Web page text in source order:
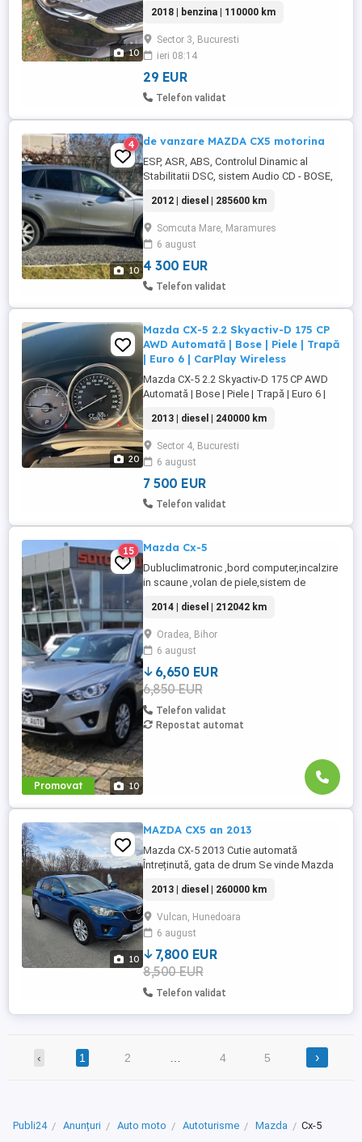
10
Motorul funtioneaza, incalzire oglinzi,
volan, scaune fata, senzori de parcare etc.
Ofer si cer seriozitate.
2018 | benzina | 110000 km
Sector 3, Bucuresti
ieri 08:14
29 EUR
Telefon validat
10
4 de vanzare MAZDA CX5 motorina
ESP, ASR, ABS, Controlul Dinamic al
Stabilitatii DSC, sistem Audio CD - BOSE,
Interior din piele, oglinzi retrovizoare
ajustabile electric, proiectoare ceata,
stergatoare parbriz automate cu sensor
de ploaie, airbag-uri frontale si laterale,
computer de bord, ...
2012 | diesel | 285600 km
Somcuta Mare, Maramures
6 august
4 300 EUR
Telefon validat
20
Mazda CX-5 2.2 Skyactiv-D 175 CP
AWD Automată | Bose | Piele | Trapă
| Euro 6 | CarPlay Wireless
Mazda CX-5 2.2 Skyactiv-D 175 CP AWD
Automată | Bose | Piele | Trapă | Euro 6 |
fabricație 2013, echipare bogată, motor
2.2 Skyactiv-D de 175 CP, cutie automată
și tracțiune integrală (AWD). Mașina este
în stare foarte bună de funcționare, fiind
întreținută corespunzător ...
2013 | diesel | 240000 km
Sector 4, Bucuresti
6 august
7 500 EUR
Telefon validat
Promovat 10
15 Mazda Cx-5
Dubluclimatronic ,bord computer,incalzire
in scaune ,volan de piele,sistem de
automat,servo,proiectoare de
ceata,comenzi volan,senzori parcare fata
și spate,geamuri electrice,senzori lumina
și ploaie,cotiera fata spate,jante de
aluminiu,8 x airbag ,oglinzi electrice ...
2014 | diesel | 212042 km
Oradea, Bihor
6 august
6,650 EUR
6,850 EUR
Telefon validat
Repostat automat
10
MAZDA CX5 an 2013
Mazda CX-5 2013 Cutie automată
Întreținută, gata de drum Se vinde Mazda
funcționare, ideală pentru familie sau
drumuri lungi. Motorizare & transmisie:
Cutie automată 260.000 km reali Întreținere
recentă: Distribuție schimbată Discuri și
plăcuțe de ...
2013 | diesel | 260000 km
Vulcan, Hunedoara
6 august
7,800 EUR
8,500 EUR
Telefon validat
‹ 1 2 4 5 ›
Publi24 Anunțuri Auto moto Autoturisme Mazda Cx-5